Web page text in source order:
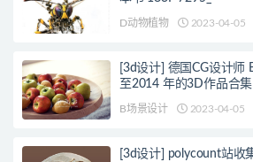
D动物植物 2023-04-05
[3d设计] 德国CG设计师
B场景设计 2023-04-05
[3d设计] polycount站收